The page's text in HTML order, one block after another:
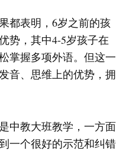
表明，6岁之前的孩
势，其中4-5岁孩子在
掌握多项外语。但这一
音、思维上的优势，拥
教大班教学，一方面
一个很好的示范和纠错